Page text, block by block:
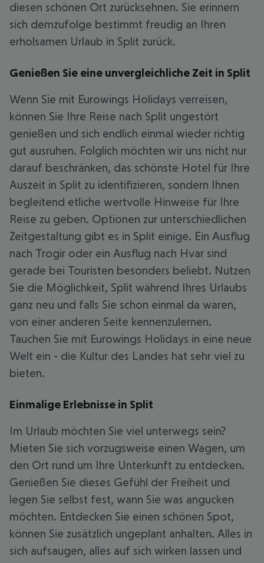
diesen schönen Ort zurücksehnen. Sie erinnern
sich demzufolge bestimmt freudig an Ihren
erholsamen Urlaub in Split zurück.
Genießen Sie eine unvergleichliche Zeit in Split
Wenn Sie mit Eurowings Holidays verreisen,
können Sie Ihre Reise nach Split ungestört
genießen und sich endlich einmal wieder richtig
gut ausruhen. Folglich möchten wir uns nicht nur
darauf beschränken, das schönste Hotel für Ihre
Auszeit in Split zu identifizieren, sondern Ihnen
begleitend etliche wertvolle Hinweise für Ihre
Reise zu geben. Optionen zur unterschiedlichen
Zeitgestaltung gibt es in Split einige. Ein Ausflug
nach Trogir oder ein Ausflug nach Hvar sind
gerade bei Touristen besonders beliebt. Nutzen
Sie die Möglichkeit, Split während Ihres Urlaubs
ganz neu und falls Sie schon einmal da waren,
von einer anderen Seite kennenzulernen.
Tauchen Sie mit Eurowings Holidays in eine neue
Welt ein - die Kultur des Landes hat sehr viel zu
bieten.
Einmalige Erlebnisse in Split
Im Urlaub möchten Sie viel unterwegs sein?
Mieten Sie sich vorzugsweise einen Wagen, um
den Ort rund um Ihre Unterkunft zu entdecken.
Genießen Sie dieses Gefühl der Freiheit und
legen Sie selbst fest, wann Sie was angucken
möchten. Entdecken Sie einen schönen Spot,
können Sie zusätzlich ungeplant anhalten. Alles in
sich aufsaugen, alles auf sich wirken lassen und